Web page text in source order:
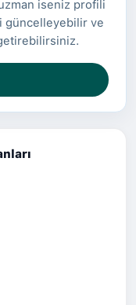
Depresyon)
Travma Kronik
Anoreksiya
Bozuklukları
İngilizce
iseniz profili
güncelleyebilir ve